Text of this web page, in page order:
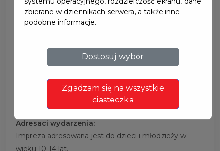
„DO DZIEŁA!” – NOC
Joanna Przybyś, dyrektor Powiatowej i Miejskiej
serdecznie zaprasza do udziału w wyjątkowym
wydarzeniu – Nocy Bibliotek 2025.
Adresaci wydarzenia:
Impreza adresowana jest do dzieci i młodzieży w
wieku 10-14 lat.
zbierane w dziennikach serwera, a także inne
podobne informacje.
Dostosuj wybór
Zgadzam się na wszystkie
ciasteczka